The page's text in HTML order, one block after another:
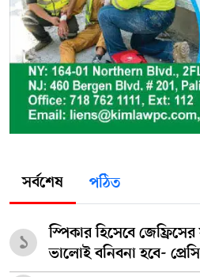
সর্বশেষ পঠিত
১
স্পিকার হিসেবে
ভালোই বনিবনা হবে-